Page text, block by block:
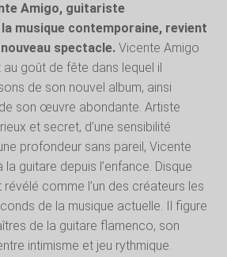
Amigo, guitariste
musique contemporaine, revient
spectacle.Vicente Amigo
goût de fête dans lequel il
de son nouvel album, ainsi
son œuvre abondante. Artiste
et secret, d’une sensibilité
profondeur sans pareil, Vicente
guitare depuis l’enfance. Disque
révélé comme l’un des créateurs les
de la musique actuelle. Il figure
de la guitare flamenco, son
intimisme et jeu rythmique.